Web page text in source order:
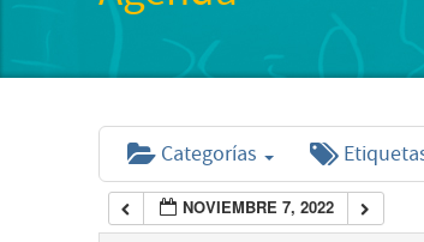
Categorías
NOVIEMBRE 7, 2022
4:00 am
6:00 am
7:00 am